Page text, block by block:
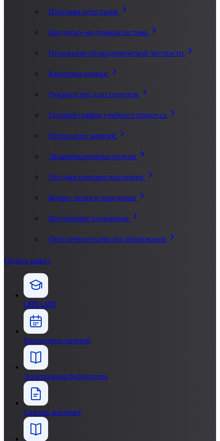
Итоговая аттестация
Кредитно-модульная система
Положение об академической честности
Критерии оценки
Руководство для студентов
Годовой график учебного процесса
Расписание занятий
Экзаменационные недели
Государственные праздники
Кодекс этики и поведения
Внутренние положения
Обеспечение качества образования
Подать заявку
UBS LMS
Расписание занятий
Электронная библиотека
Скачать контракт